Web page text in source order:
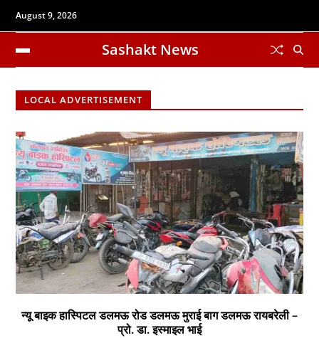
August 9, 2026
Sashakt News
LOCAL ADVERTISEMENT
न्यू बाइक हास्पिटल डलमऊ रोड डलमऊ मुराई बाग डलमऊ रायबरेली –
प्रो. डा. इस्माइल भाई